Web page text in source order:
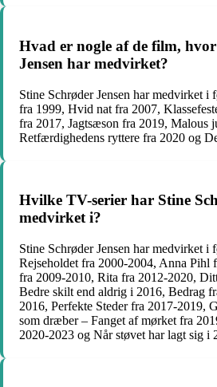
Hvad er nogle af de film,
Jensen har medvirket?
Stine Schrøder Jensen har medvirket i
fra 1999, Hvid nat fra 2007,
fra 2017, Jagtsæson fra 2019, Malous
Retfærdighedens ryttere fra 2020 og
Hvilke TV-serier har Stine
medvirket i?
Stine Schrøder Jensen har medvirket i
Rejseholdet fra 2000-2004, Anna
fra 2009-2010, Rita fra 2012-2020,
Bedre skilt end aldrig i 2016, Bedrag
2016, Perfekte Steder fra 2017-2019,
som dræber – Fanget af mørket fra
2020-2023 og Når støvet har lagt sig i